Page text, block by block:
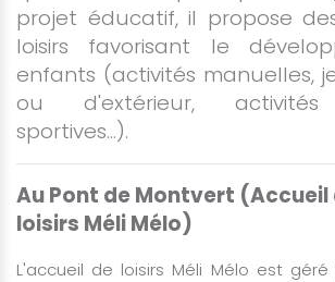
projet éducatif, il propose
loisirs favorisant le
enfants (activités manuelles,
ou d'extérieur, activités
sportives...).
Au Pont de Montvert (Accueil
loisirs Méli Mélo)
L'accueil de loisirs Méli Mélo est géré